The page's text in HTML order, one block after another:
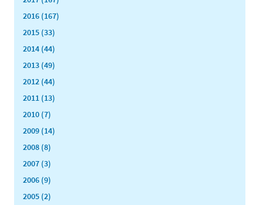
2016 (167)
2015 (33)
2014 (44)
2013 (49)
2012 (44)
2011 (13)
2010 (7)
2009 (14)
2008 (8)
2007 (3)
2006 (9)
2005 (2)